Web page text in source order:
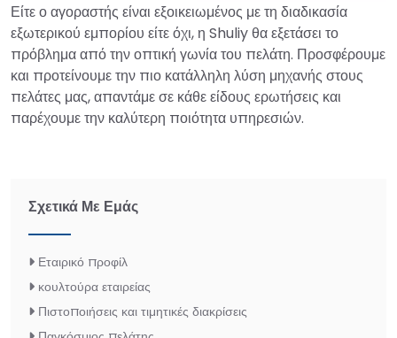
Είτε ο αγοραστής είναι εξοικειωμένος με τη διαδικασία
εξωτερικού εμπορίου είτε όχι, η Shuliy θα εξετάσει το
πρόβλημα από την οπτική γωνία του πελάτη. Προσφέρουμε
και προτείνουμε την πιο κατάλληλη λύση μηχανής στους
πελάτες μας, απαντάμε σε κάθε είδους ερωτήσεις και
παρέχουμε την καλύτερη ποιότητα υπηρεσιών.
Σχετικά Με Εμάς
Εταιρικό προφίλ
κουλτούρα εταιρείας
Πιστοποιήσεις και τιμητικές διακρίσεις